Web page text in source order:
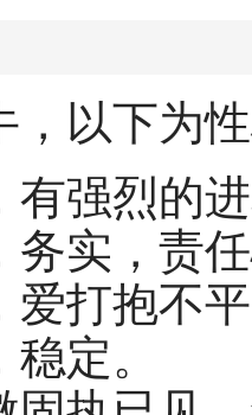
，以下为
强烈的
实，责
打抱不
定。